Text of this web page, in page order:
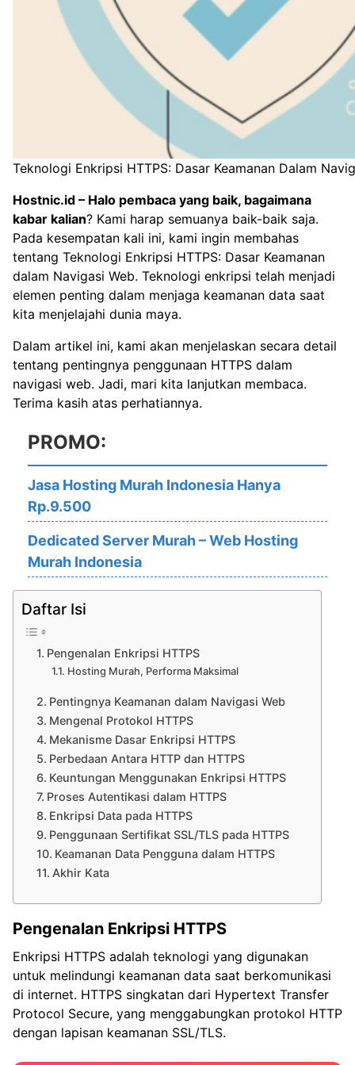
Teknologi Enkripsi HTTPS: Dasar Keamanan Dalam
Hostnic.id – Halo pembaca yang baik, bagaimana
kabar kalian? Kami harap semuanya baik-baik saja.
Pada kesempatan kali ini, kami ingin membahas
tentang Teknologi Enkripsi HTTPS: Dasar Keamanan
dalam Navigasi Web. Teknologi enkripsi telah menjadi
elemen penting dalam menjaga keamanan data saat
kita menjelajahi dunia maya.
Dalam artikel ini, kami akan menjelaskan secara detail
tentang pentingnya penggunaan HTTPS dalam
navigasi web. Jadi, mari kita lanjutkan membaca.
Terima kasih atas perhatiannya.
PROMO:
Jasa Hosting Murah Indonesia Hanya
Rp.9.500
Dedicated Server Murah – Web Hosting
Murah Indonesia
Daftar Isi
Pengenalan Enkripsi HTTPS
Hosting Murah, Performa Maksimal
Pentingnya Keamanan dalam Navigasi Web
Mengenal Protokol HTTPS
Mekanisme Dasar Enkripsi HTTPS
Perbedaan Antara HTTP dan HTTPS
Keuntungan Menggunakan Enkripsi HTTPS
Proses Autentikasi dalam HTTPS
Enkripsi Data pada HTTPS
Penggunaan Sertifikat SSL/TLS pada HTTPS
Keamanan Data Pengguna dalam HTTPS
Akhir Kata
Pengenalan Enkripsi HTTPS
Enkripsi HTTPS adalah teknologi yang digunakan
untuk melindungi keamanan data saat berkomunikasi
di internet. HTTPS singkatan dari Hypertext Transfer
Protocol Secure, yang menggabungkan protokol HTTP
dengan lapisan keamanan SSL/TLS.